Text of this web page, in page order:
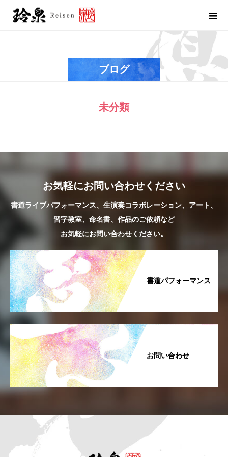
ブログ
未分類
お気軽にお問い合わせください
書道ライブパフォーマンス、生演奏コラボレーション、アート、
習字教室、命名書、作品のご依頼など
お気軽にお問い合わせください。
書道パフォーマンス
お問い合わせ